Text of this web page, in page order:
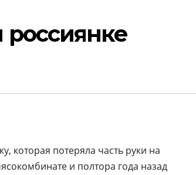
россиянке
которая потеряла часть руки на
и полтора года назад